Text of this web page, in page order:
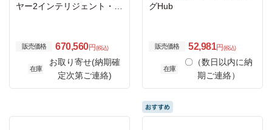
ヤー2インテリジェント・ス
販売価格 670,560円 (税込)
在庫
お取り寄せ(納期確
定次第ご連絡)
グHub
販売価格 52,981円 (税込)
在庫
〇（数日以内に納
期ご連絡）